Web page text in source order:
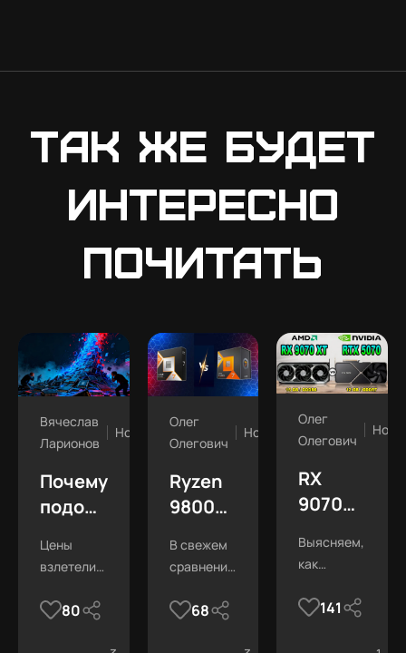
Так же будет
интересно
почитать
Вячеслав
Ларионов
Новости
Почему
подорожала
память
году
Цены
взлетели
виноват и
80
Олег
Олегович
Новости
Ryzen
9800X3D
7800X3D:
в
свежих
В свежем
сравнении
выглядит
68
Олег
Олегович
RX
9070
RTX
Ti: что
Выясняем,
как
быстродействие
141